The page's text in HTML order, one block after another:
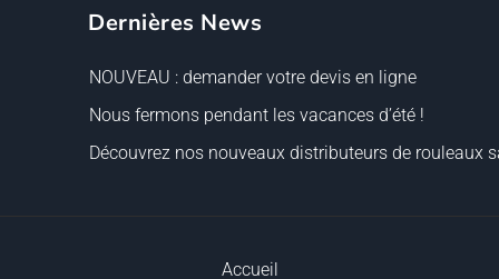
Dernières News
NOUVEAU : demander votre devis en ligne
Nous fermons pendant les vacances d’été !
Découvrez nos nouveaux distributeurs de rouleaux
Accueil